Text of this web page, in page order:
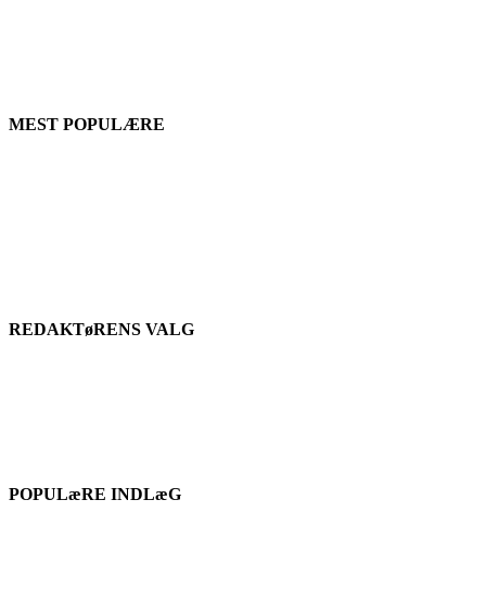
MEST POPULÆRE
REDAKTøRENS VALG
POPULæRE INDLæG